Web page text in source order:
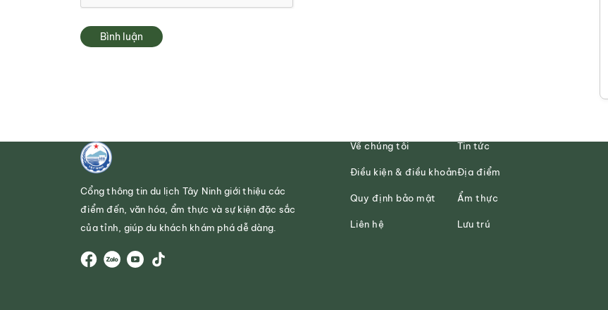
Bình luận
Cổng thông tin du lịch Tây Ninh giới thiệu các
điểm đến, văn hóa, ẩm thực và sự kiện đặc sắc
của tỉnh, giúp du khách khám phá dễ dàng.
Về chúng tôi
Điều kiện & điều khoản
Quy định bảo mật
Liên hệ
Tin tức
Địa điểm
Ẩm thực
Lưu trú